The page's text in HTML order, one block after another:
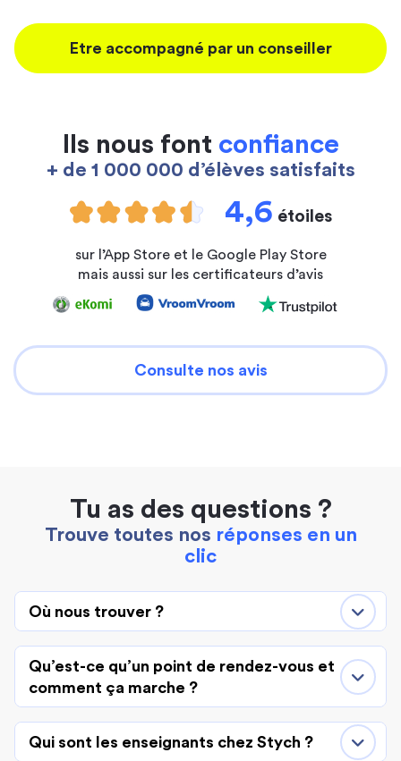
Etre accompagné par un conseiller
Ils nous font confiance
+ de 1 000 000 d’élèves satisfaits
4,6 étoiles
sur l’App Store et le Google Play Store
mais aussi sur les certificateurs d’avis
Consulte nos avis
Tu as des questions ?
Trouve toutes nos réponses en un
clic
Où nous trouver ?
Qu’est-ce qu’un point de rendez-vous et
comment ça marche ?
Qui sont les enseignants chez Stych ?